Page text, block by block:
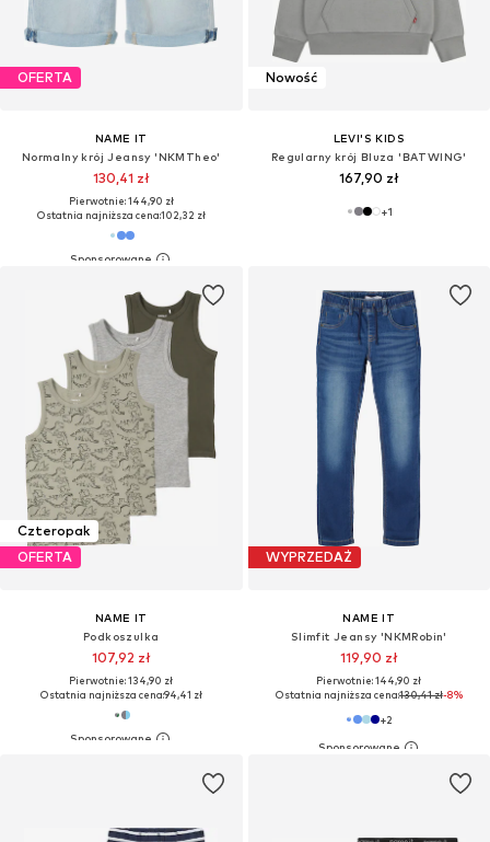
OFERTA
NAME IT
Normalny krój Jeansy 'NKMTheo'
130,41 zł
Pierwotnie: 144,90 zł
Ostatnia najniższa cena:102,32 zł
Nowość
LEVI'S KIDS
Regularny krój Bluza 'BATWING'
167,90 zł
+1
Czteropak
OFERTA
NAME IT
Podkoszulka
107,92 zł
Pierwotnie: 134,90 zł
Ostatnia najniższa cena:94,41 zł
WYPRZEDAŻ
NAME IT
Slimfit Jeansy 'NKMRobin'
119,90 zł
Pierwotnie: 144,90 zł
Ostatnia najniższa cena:130,41 zł-8%
+2